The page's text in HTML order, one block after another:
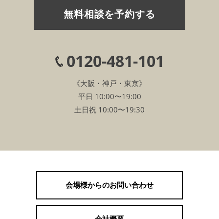
無料相談を予約する
0120-481-101
《大阪・神戸・東京》
平日 10:00〜19:00
土日祝 10:00〜19:30
会場様からのお問い合わせ